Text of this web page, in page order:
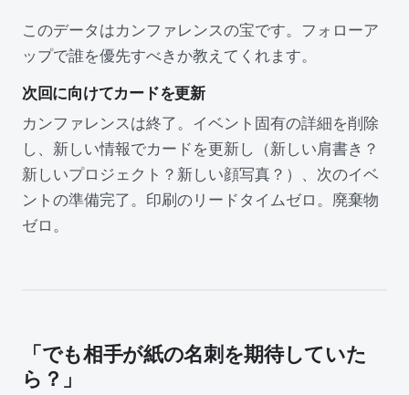
このデータはカンファレンスの宝です。フォローア
ップで誰を優先すべきか教えてくれます。
次回に向けてカードを更新
カンファレンスは終了。イベント固有の詳細を削除
し、新しい情報でカードを更新し（新しい肩書き？
新しいプロジェクト？新しい顔写真？）、次のイベ
ントの準備完了。印刷のリードタイムゼロ。廃棄物
ゼロ。
「でも相手が紙の名刺を期待していた
ら？」